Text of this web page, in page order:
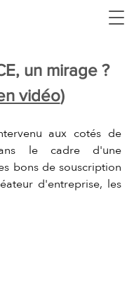
un mirage ?
vidéo)
le cadre d'une
bons de souscription
d'entreprise, les